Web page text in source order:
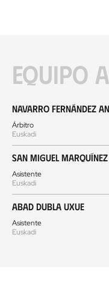
Equipo
Navarro Fernández
Árbitro
Euskadi
San Miguel
Asistente
Euskadi
Abad Dubla Uxue
Asistente
Euskadi